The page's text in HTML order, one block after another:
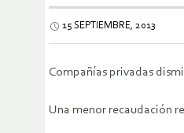
15 SEPTIEMBRE, 2013
Compañías privadas
Una menor recaudación